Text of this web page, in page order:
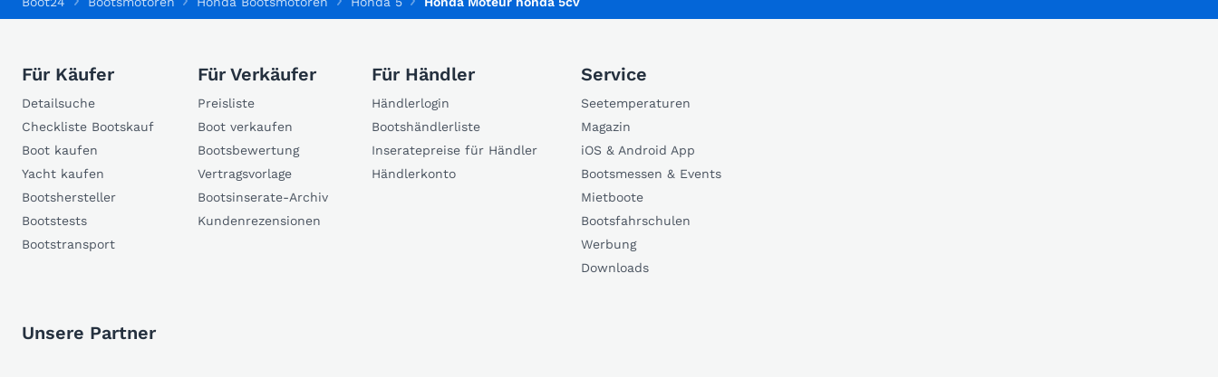
Für Käufer
Detailsuche
Checkliste Bootskauf
Boot kaufen
Yacht kaufen
Bootshersteller
Bootstests
Bootstransport
Für Verkäufer
Preisliste
Boot verkaufen
Bootsbewertung
Vertragsvorlage
Bootsinserate-Archiv
Kundenrezensionen
Für Händler
Händlerlogin
Bootshändlerliste
Inseratepreise für Händler
Händlerkonto
Service
Seetemperaturen
Magazin
iOS & Android App
Bootsmessen & Events
Mietboote
Bootsfahrschulen
Werbung
Downloads
Unsere Partner